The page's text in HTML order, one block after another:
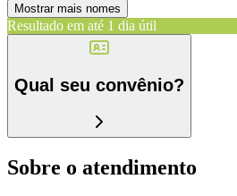
Mostrar mais nomes
Resultado em até 1 dia útil
Qual seu convênio?
Sobre o atendimento